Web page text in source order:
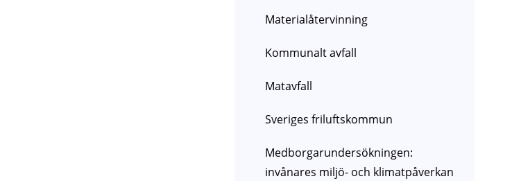
Materialåtervinning
Kommunalt avfall
Matavfall
Sveriges friluftskommun
Medborgarundersökningen:
invånares miljö- och klimatpåverkan